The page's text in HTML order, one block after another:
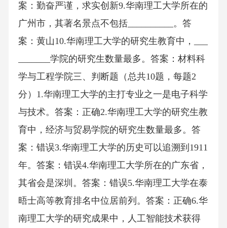
案：勤奋严谨，求实创新9.华南理工大学所在的
广州市，其著名景点不包括__________。答
案：黄山10.华南理工大学的研究生教育中，___
_______学院的研究生数量最多。答案：材料科
学与工程学院三、判断题（总共10题，每题2
分）1.华南理工大学的主打专业之一是电子科学
与技术。答案：正确2.华南理工大学的研究生教
育中，经济与贸易学院的研究生数量最多。答
案：错误3.华南理工大学的历史可以追溯到1911
年。答案：错误4.华南理工大学所在的广东省，
其省会是深圳。答案：错误5.华南理工大学在泰
晤士高等教育排名中位居前列。答案：正确6.华
南理工大学的研究成果中，人工智能技术获得